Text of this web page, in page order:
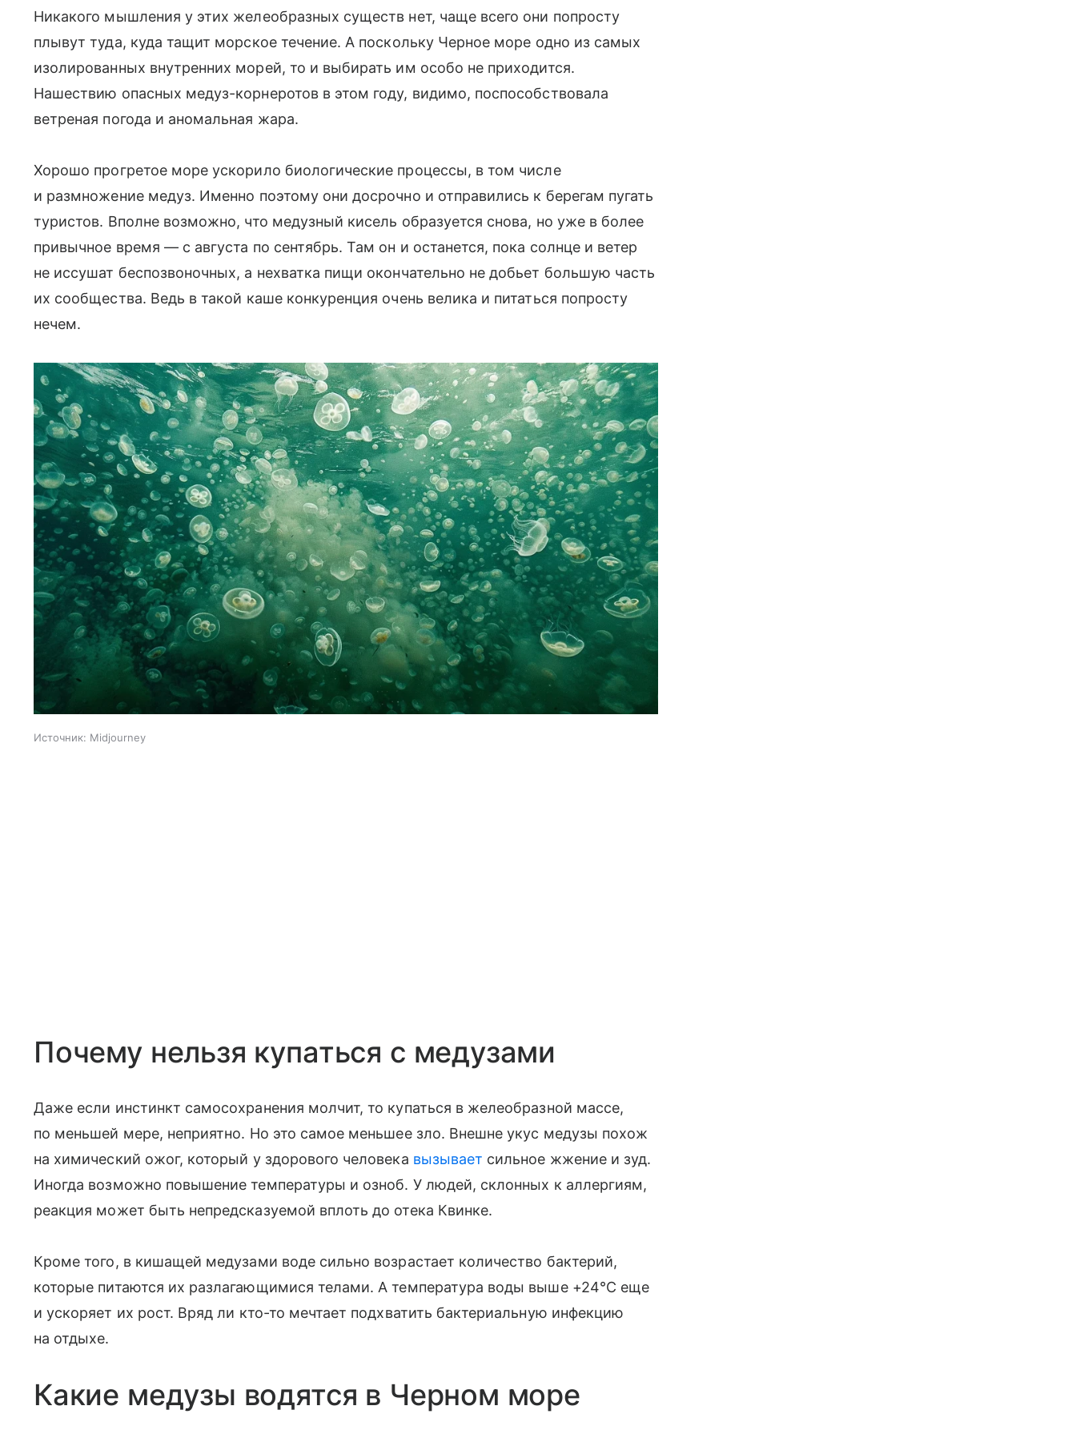
Никакого мышления у этих желеобразных существ нет, чаще всего они попросту
плывут туда, куда тащит морское течение. А поскольку Черное море одно из самых
изолированных внутренних морей, то и выбирать им особо не приходится.
Нашествию опасных медуз-корнеротов в этом году, видимо, поспособствовала
ветреная погода и аномальная жара.
Хорошо прогретое море ускорило биологические процессы, в том числе
и размножение медуз. Именно поэтому они досрочно и отправились к берегам пугать
туристов. Вполне возможно, что медузный кисель образуется снова, но уже в более
привычное время — с августа по сентябрь. Там он и останется, пока солнце и ветер
не иссушат беспозвоночных, а нехватка пищи окончательно не добьет большую часть
их сообщества. Ведь в такой каше конкуренция очень велика и питаться попросту
нечем.
Источник: Midjourney
Почему нельзя купаться с медузами
Даже если инстинкт самосохранения молчит, то купаться в желеобразной массе,
по меньшей мере, неприятно. Но это самое меньшее зло. Внешне укус медузы похож
на химический ожог, который у здорового человека вызывает сильное жжение и зуд.
Иногда возможно повышение температуры и озноб. У людей, склонных к аллергиям,
реакция может быть непредсказуемой вплоть до отека Квинке.
Кроме того, в кишащей медузами воде сильно возрастает количество бактерий,
которые питаются их разлагающимися телами. А температура воды выше +24°С еще
и ускоряет их рост. Вряд ли кто-то мечтает подхватить бактериальную инфекцию
на отдыхе.
Какие медузы водятся в Черном море